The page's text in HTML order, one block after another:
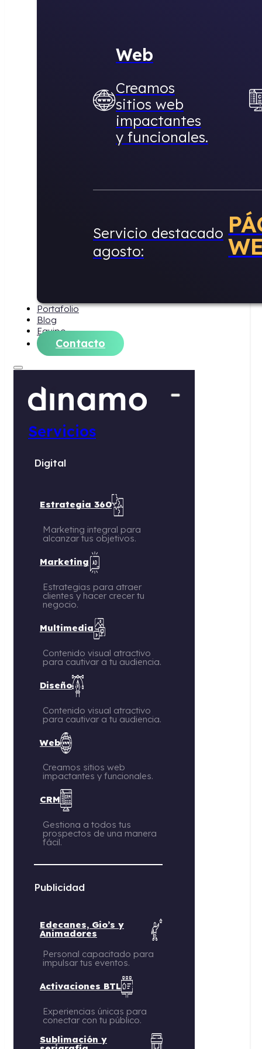
Web
Creamos
sitios web
impactantes
y funcionales.
Servicio destacado
agosto:
Portafolio
Blog
Equipo
Contacto
Servicios
Digital
Estrategia 360
Marketing integral para
alcanzar tus objetivos.
Marketing
Estrategias para atraer
clientes y hacer crecer tu
negocio.
Multimedia
Contenido visual atractivo
para cautivar a tu audiencia.
Diseño
Contenido visual atractivo
para cautivar a tu audiencia.
Web
Creamos sitios web
impactantes y funcionales.
CRM
Gestiona a todos tus
prospectos de una manera
fácil.
Publicidad
Edecanes, Gio’s y
Animadores
Personal capacitado para
impulsar tus eventos.
Activaciones BTL
Experiencias únicas para
conectar con tu público.
Sublimación y